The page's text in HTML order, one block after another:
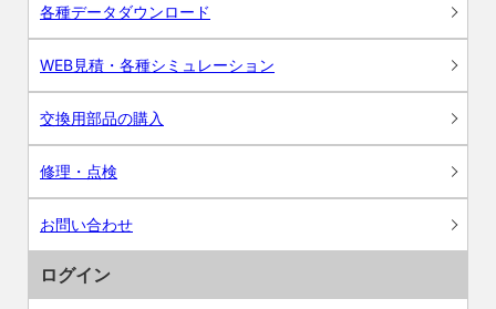
各種データダウンロード
WEB見積・各種シミュレーション
交換用部品の購入
修理・点検
お問い合わせ
ログイン